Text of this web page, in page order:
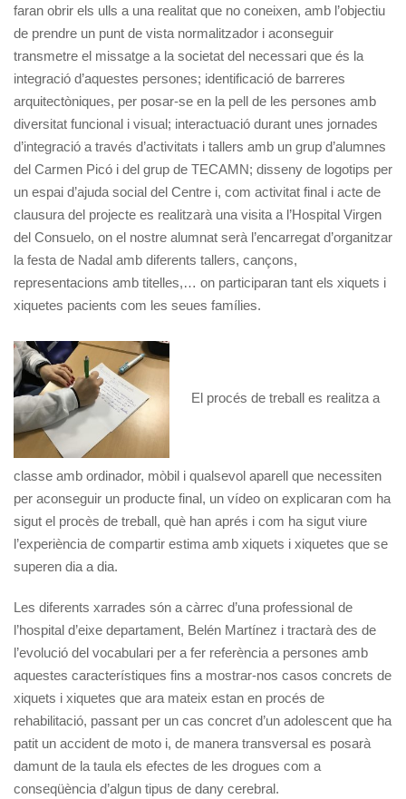
faran obrir els ulls a una realitat que no coneixen, amb l’objectiu
de prendre un punt de vista normalitzador i aconseguir
transmetre el missatge a la societat del necessari que és la
integració d’aquestes persones; identificació de barreres
arquitectòniques, per posar-se en la pell de les persones amb
diversitat funcional i visual; interactuació durant unes jornades
d’integració a través d’activitats i tallers amb un grup d’alumnes
del Carmen Picó i del grup de TECAMN; disseny de logotips per
un espai d’ajuda social del Centre i, com activitat final i acte de
clausura del projecte es realitzarà una visita a l’Hospital Virgen
del Consuelo, on el nostre alumnat serà l’encarregat d’organitzar
la festa de Nadal amb diferents tallers, cançons,
representacions amb titelles,… on participaran tant els xiquets i
xiquetes pacients com les seues famílies.
El procés de treball es realitza a
classe amb ordinador, mòbil i qualsevol aparell que necessiten
per aconseguir un producte final, un vídeo on explicaran com ha
sigut el procès de treball, què han aprés i com ha sigut viure
l’experiència de compartir estima amb xiquets i xiquetes que se
superen dia a dia.
Les diferents xarrades són a càrrec d’una professional de
l’hospital d’eixe departament, Belén Martínez i tractarà des de
l’evolució del vocabulari per a fer referència a persones amb
aquestes característiques fins a mostrar-nos casos concrets de
xiquets i xiquetes que ara mateix estan en procés de
rehabilitació, passant per un cas concret d’un adolescent que ha
patit un accident de moto i, de manera transversal es posarà
damunt de la taula els efectes de les drogues com a
conseqüència d’algun tipus de dany cerebral.